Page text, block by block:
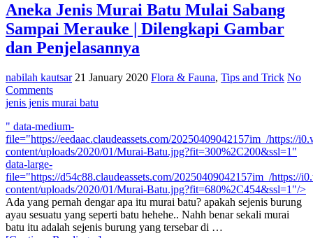
Aneka Jenis Murai Batu Mulai Sabang
Sampai Merauke | Dilengkapi Gambar
dan Penjelasannya
nabilah kautsar 21 January 2020 Flora & Fauna, Tips and Trick No
Comments
jenis jenis murai batu
" data-medium-
file="https://eedaac.claudeassets.com/20250409042157im_/https://
content/uploads/2020/01/Murai-Batu.jpg?fit=300%2C200&ssl=1"
data-large-
file="https://d54c88.claudeassets.com/20250409042157im_/https://
content/uploads/2020/01/Murai-Batu.jpg?fit=680%2C454&ssl=1"/>
Ada yang pernah dengar apa itu murai batu? apakah sejenis burung
ayau sesuatu yang seperti batu hehehe.. Nahh benar sekali murai
batu itu adalah sejenis burung yang tersebar di …